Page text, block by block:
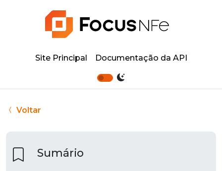
Site Principal Documentação da API
Voltar
Sumário